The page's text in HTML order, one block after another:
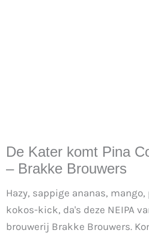
De Kater komt Pina
– Brakke Brouwers
Hazy, sappige ananas,
kokos-kick, da's deze NEIPA
brouwerij Brakke Brouwers.